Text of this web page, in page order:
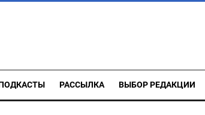
РАССЫЛКА ВЫБОР РЕДАКЦИИ